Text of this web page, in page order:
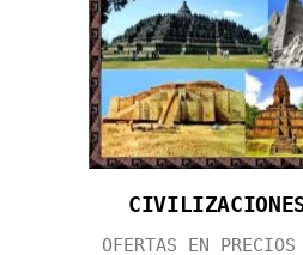
OFERTAS EN PRECIOS